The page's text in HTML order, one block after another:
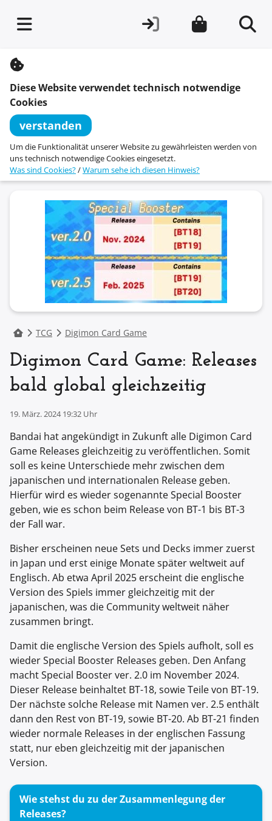
n
Diese Website verwendet technisch notwendige
Cookies
verstanden
Um die Funktionalität unserer Website zu gewährleisten werden von
uns technisch notwendige Cookies eingesetzt.
Was sind Cookies?/Warum sehe ich diesen Hinweis?
TCG Digimon Card Game
Digimon Card Game: Releases
bald global gleichzeitig
19. März. 2024 19:32 Uhr
Bandai hat angekündigt in Zukunft alle Digimon Card
Game Releases gleichzeitig zu veröffentlichen. Somit
soll es keine Unterschiede mehr zwischen dem
japanischen und internationalen Release geben.
Hierfür wird es wieder sogenannte Special Booster
geben, wie es schon beim Release von BT-1 bis BT-3
der Fall war.
Bisher erscheinen neue Sets und Decks immer zuerst
in Japan und erst einige Monate später weltweit auf
Englisch. Ab etwa April 2025 erscheint die englische
Version des Spiels immer gleichzeitig mit der
japanischen, was die Community weltweit näher
zusammen bringt.
Damit die englische Version des Spiels aufholt, soll es
wieder Special Booster Releases geben. Den Anfang
macht Special Booster ver. 2.0 im November 2024.
Dieser Release beinhaltet BT-18, sowie Teile von BT-19.
Der nächste solche Release mit Namen ver. 2.5 enthält
dann den Rest von BT-19, sowie BT-20. Ab BT-21 finden
wieder normale Releases in der englischen Fassung
statt, nur eben gleichzeitig mit der japanischen
Version.
Wie stehst du zu der Zusammenlegung der
Releases?